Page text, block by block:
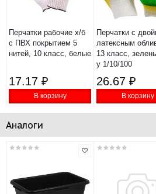
Перчатки рабочие х/б
с ПВХ покрытием 5
нитей, 10 класс, белые
17.17 ₽
В корзину
Перчатки с
латексным
13 класс,
у 1/10/100
26.67 ₽
В корзину
Аналоги